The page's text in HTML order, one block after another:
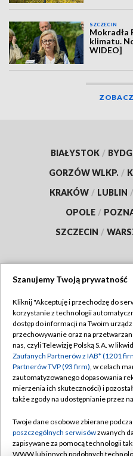
SZCZECIN
Mokradła
klimatu.
WIDEO]
BIAŁYSTOK /
GORZÓW WLKP. /
KRAKÓW / LUBLIN /
OPOLE /
SZCZECIN /
Abonament TVP
Emisja w TVP
Centrum informacji TVP
Naziemna Telewizja
Rada Programowa
System NOS
Polityka
Szanujemy Twoją prywatność
Kliknij "Akceptuję i przechodzę do
korzystanie z technologii
dostęp do informacji na Twoim
przechowywanie oraz na
nas, czyli Telewizję Polską S.A. w
Zaufanych Partnerów z IAB* (1201
Partnerów TVP (93 firm), w celach
zautomatyzowanego dopasowania
mierzenia ich skuteczności) i
także zgody na udostępnianie przez
Twoje dane osobowe zbierane
poszczególnych serwisówzwanych
zapisywane za pomocą technologii
WWW lub innych podobnych